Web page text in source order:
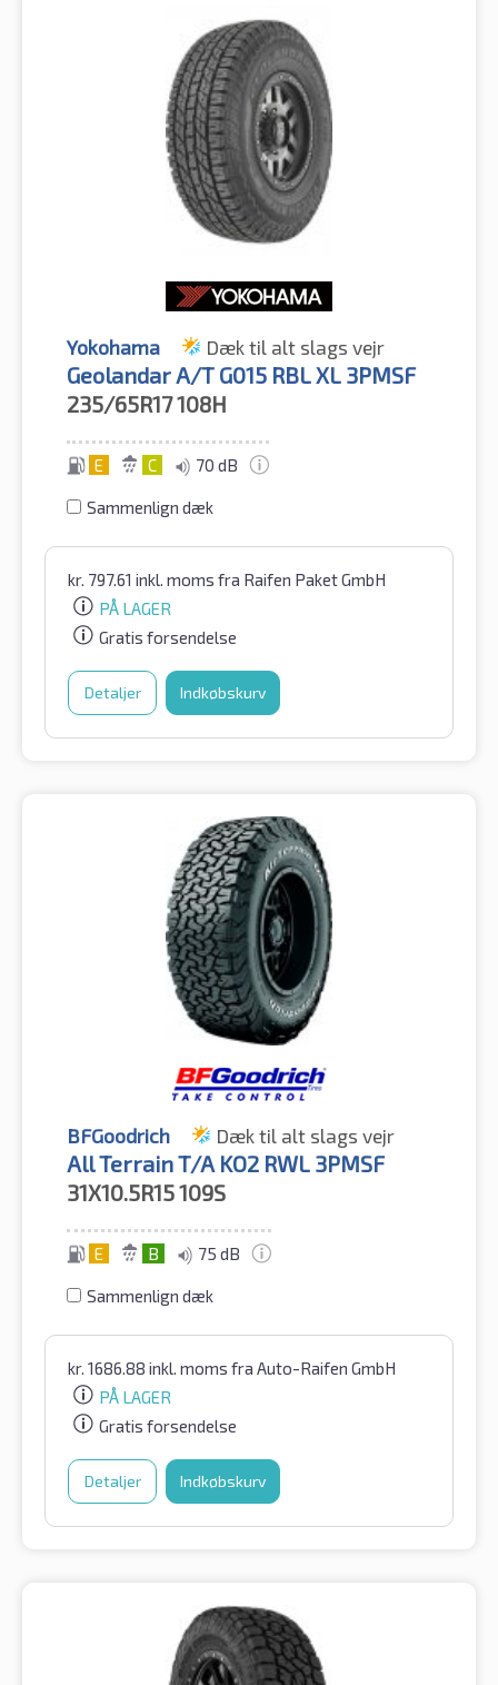
Yokohama Dæk til alt slags vejr
Geolandar A/T G015 RBL XL 3PMSF
235/65R17108H
E C 70 dB
Sammenlign dæk
kr. 797.61 inkl. moms fra Raifen Paket GmbH
PÅ LAGER
Gratis forsendelse
Detaljer Indkøbskurv
BFGoodrich Dæk til alt slags vejr
All Terrain T/A KO2 RWL 3PMSF
31X10.5R15109S
E B 75 dB
Sammenlign dæk
kr. 1686.88 inkl. moms fra Auto-Raifen GmbH
PÅ LAGER
Gratis forsendelse
Detaljer Indkøbskurv